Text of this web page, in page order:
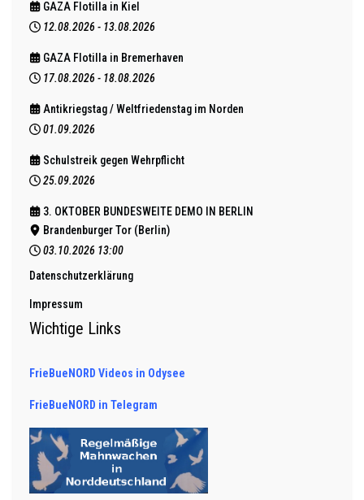
GAZA Flotilla in Kiel
12.08.2026 - 13.08.2026
GAZA Flotilla in Bremerhaven
17.08.2026 - 18.08.2026
Antikriegstag / Weltfriedenstag im Norden
01.09.2026
Schulstreik gegen Wehrpflicht
25.09.2026
3. OKTOBER BUNDESWEITE DEMO IN BERLIN
Brandenburger Tor (Berlin)
03.10.2026 13:00
Datenschutzerklärung
Impressum
Wichtige Links
FrieBueNORD Videos in Odysee
FrieBueNORD in Telegram